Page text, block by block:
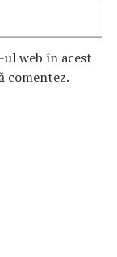
ul web în acest
comentez.